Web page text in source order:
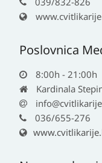
Poslovnica
8:00h - 21:00h
Kardinala
036/655-276